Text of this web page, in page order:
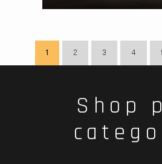
1 2 3 4
Shop